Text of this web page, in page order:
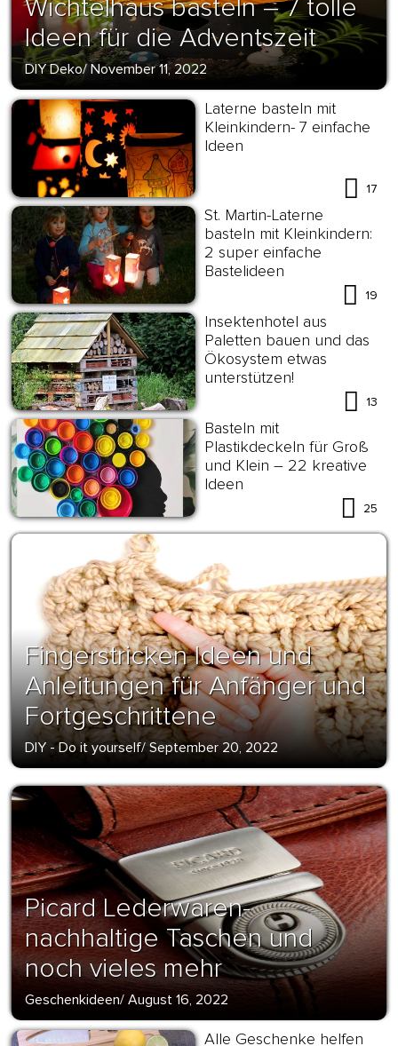
Wichtelhaus basteln – 7 tolle
Ideen für die Adventszeit
DIY Deko/November 11, 2022
Laterne basteln mit
Kleinkindern- 7 einfache
Ideen
17
St. Martin-Laterne
basteln mit Kleinkindern:
2 super einfache
Bastelideen
19
Insektenhotel aus
Paletten bauen und das
Ökosystem etwas
unterstützen!
13
Basteln mit
Plastikdeckeln für Groß
und Klein – 22 kreative
Ideen
25
Fingerstricken Ideen und
Anleitungen für Anfänger und
Fortgeschrittene
DIY - Do it yourself/ September 20, 2022
Picard Lederwaren-
nachhaltige Taschen und
noch vieles mehr
Geschenkideen/ August 16, 2022
Alle Geschenke helfen